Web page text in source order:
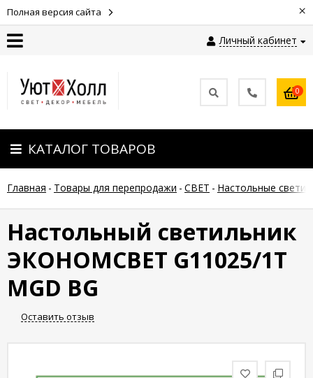
Полная версия сайта ×
Личный кабинет
Оплата
Доставка
Гарантия
возврат
Новости
статьи
0
КАТАЛОГ ТОВАРОВ
Главная - Товары для перепродажи - СВЕТ - Настольные
Настольный светильник
ЭКОНОМСВЕТ G11025/1T
MGD BG
Оставить отзыв